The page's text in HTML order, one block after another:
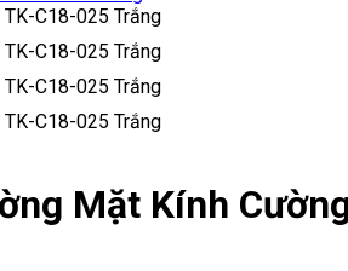
Mặt Kính